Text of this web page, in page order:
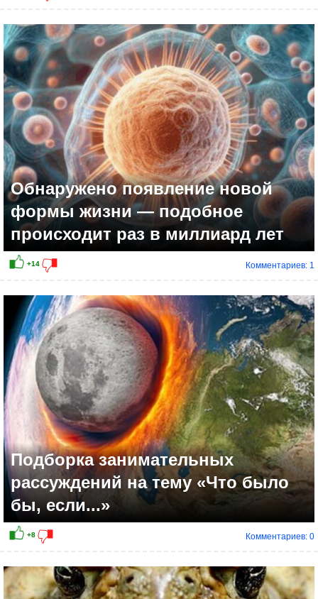
+3
Обнаружено появление новой
формы жизни — подобное
происходит раз в миллиард лет
Комментариев: 1
Подборка занимательных
рассуждений на тему «Что было
бы, если...»
Комментариев: 0